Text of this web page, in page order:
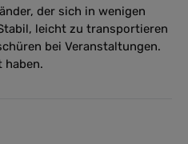
der sich in wenigen
leicht zu transportieren
bei Veranstaltungen.
haben.